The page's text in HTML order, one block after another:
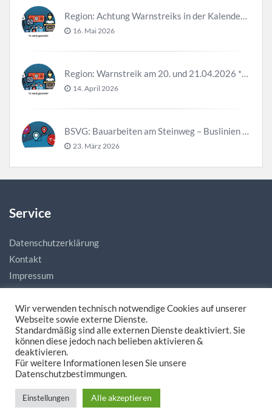
16. Mai 2026
14. April 2026
23. März 2026
Service
Datenschutzerklärung
Kontakt
Impressum
Made with love bynatias.de - Digitale Mediengestaltung
Wir verwenden technisch notwendige Cookies auf unserer
Webseite sowie externe Dienste.
Standardmäßig sind alle externen Dienste deaktiviert. Sie
können diese jedoch nach belieben aktivieren &
deaktivieren.
Für weitere Informationen lesen Sie unsere
Datenschutzbestimmungen.
Einstellungen Alle akzeptieren